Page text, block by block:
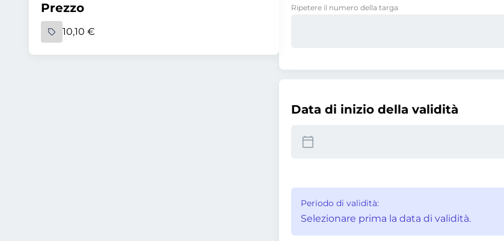
Prezzo
10,10 €
Ripetere il numero della targa
Data di inizio della validità
Periodo di validità:
Selezionare prima la data di validità.